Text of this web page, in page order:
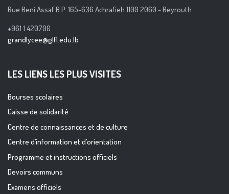
Rue Beni Assaf B.P. 165-636 Achrafieh 1100 2060 - Beyrouth
+961 1 420700
grandlycee@glfl.edu.lb
LES LIENS LES PLUS VISITES
Bourses scolaires
Caisse de solidarité
Centre de connaissances et de culture
Centre d’information et d’orientation
Programme et instructions officiels
Devoirs communs
Examens officiels